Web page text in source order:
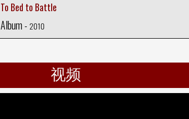
To Bed to Battle
Album - 2010
视频